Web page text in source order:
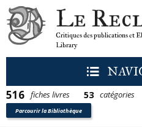
Le
Critiques des publications et
Library
516 fiches livres 53 catégories
Parcourir la Bibliothèque